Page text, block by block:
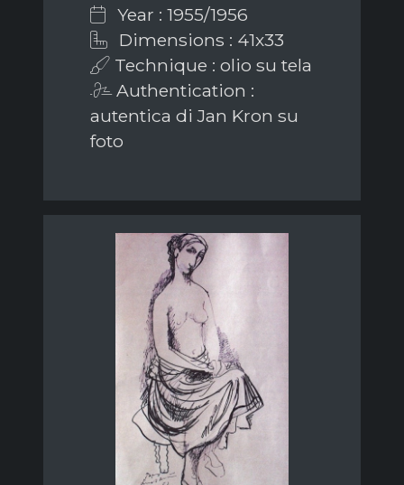
Year : 1955/1956
Dimensions : 41x33
Technique : olio su tela
Authentication :
autentica di Jan Kron su
foto